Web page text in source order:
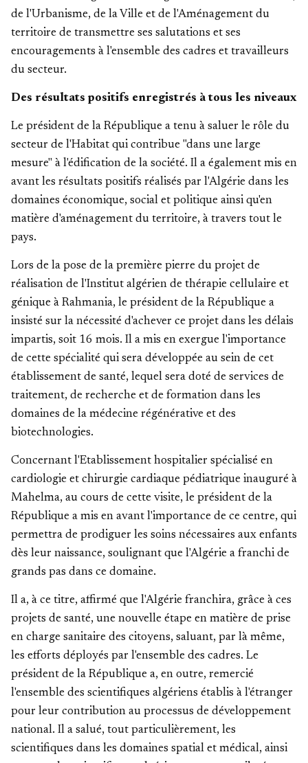
de l'Urbanisme, de la Ville et de l'Aménagement du
territoire de transmettre ses salutations et ses
encouragements à l'ensemble des cadres et travailleurs
du secteur.
Des résultats positifs enregistrés à tous les niveaux
Le président de la République a tenu à saluer le rôle du
secteur de l'Habitat qui contribue "dans une large
mesure" à l'édification de la société. Il a également mis en
avant les résultats positifs réalisés par l'Algérie dans les
domaines économique, social et politique ainsi qu'en
matière d'aménagement du territoire, à travers tout le
pays.
Lors de la pose de la première pierre du projet de
réalisation de l'Institut algérien de thérapie cellulaire et
génique à Rahmania, le président de la République a
insisté sur la nécessité d'achever ce projet dans les délais
impartis, soit 16 mois. Il a mis en exergue l'importance
de cette spécialité qui sera développée au sein de cet
établissement de santé, lequel sera doté de services de
traitement, de recherche et de formation dans les
domaines de la médecine régénérative et des
biotechnologies.
Concernant l'Etablissement hospitalier spécialisé en
cardiologie et chirurgie cardiaque pédiatrique inauguré à
Mahelma, au cours de cette visite, le président de la
République a mis en avant l'importance de ce centre, qui
permettra de prodiguer les soins nécessaires aux enfants
dès leur naissance, soulignant que l'Algérie a franchi de
grands pas dans ce domaine.
Il a, à ce titre, affirmé que l'Algérie franchira, grâce à ces
projets de santé, une nouvelle étape en matière de prise
en charge sanitaire des citoyens, saluant, par là même,
les efforts déployés par l'ensemble des cadres. Le
président de la République a, en outre, remercié
l'ensemble des scientifiques algériens établis à l'étranger
pour leur contribution au processus de développement
national. Il a salué, tout particulièrement, les
scientifiques dans les domaines spatial et médical, ainsi